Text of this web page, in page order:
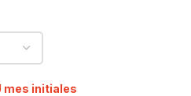
mes initiales